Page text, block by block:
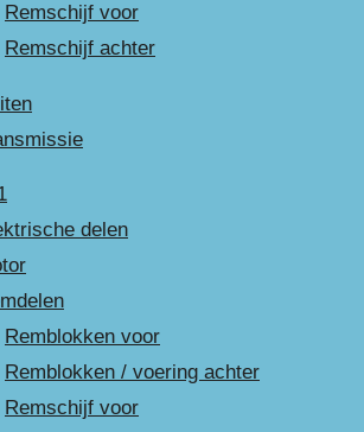
Remschijf voor
Remschijf achter
delen
Remblokken voor
Remblokken / voering achter
Remschijf voor